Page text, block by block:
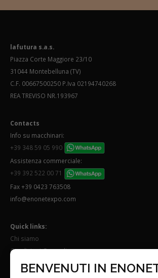
BENVENUTI IN
lafutura s.a.s.
Piazza Corte Maggiore 23/10
31044 Montebelluna (TV)
C.F. 00667500250 P.Iva 02194740268
REA TREVISO NR.193967
Contacts
Info su macchinari:
+39 348 59 05 990
Assistenza commerciale:
+39 392 522 00 71
Fax +39 0423 763508
info@enonetexpo.com
Quick links:
Chi siamo
Condizioni Generali
Lavora con noi